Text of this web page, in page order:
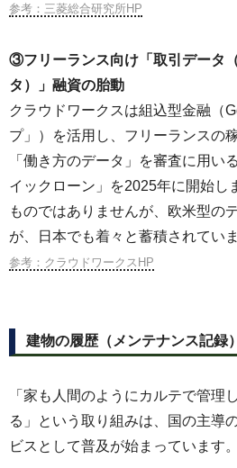
参考：三菱総合研究所HP
③フリーランス向け「取引データ
タ）」融資の胎動
クラウドワークスは組込型金融（
プ」）を活用し、フリーランスの
「働き方のデータ」を審査に用い
イックローン」を2025年に開始し
ものではありませんが、欧米型の
が、日本でも着々と蓄積されていま
参考：クラウドワークスHP
建物の履歴（メンテナンス記録
「家も人間のようにカルテで管理
る」という取り組みは、国の主導
ビスとして普及が始まっています。